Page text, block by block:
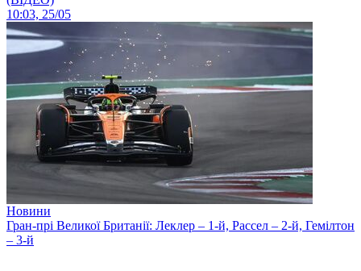
10:03, 25/05
Новини
Гран-прі Великої Британії: Леклер – 1-й, Рассел – 2-й, Гемілтон
– 3-й